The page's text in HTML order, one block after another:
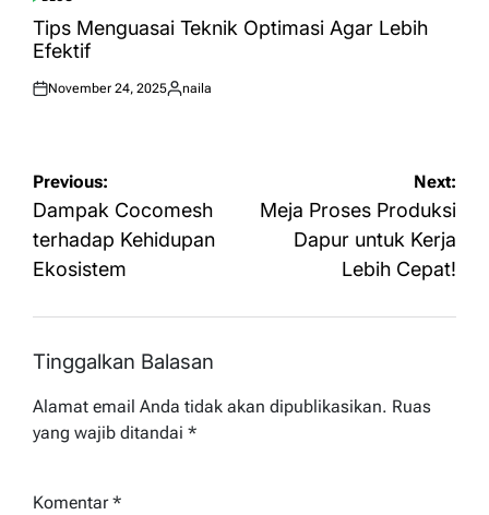
POSTED
IN
Tips Menguasai Teknik Optimasi Agar Lebih
Efektif
Posted
November 24, 2025
Posted
naila
Navigasi
pos
Previous:
Dampak Cocomesh
terhadap Kehidupan
Ekosistem
Next:
Meja Proses Produksi
Dapur untuk Kerja
Lebih Cepat!
Tinggalkan Balasan
Alamat email Anda tidak akan dipublikasikan. Ruas
yang wajib ditandai *
Komentar*